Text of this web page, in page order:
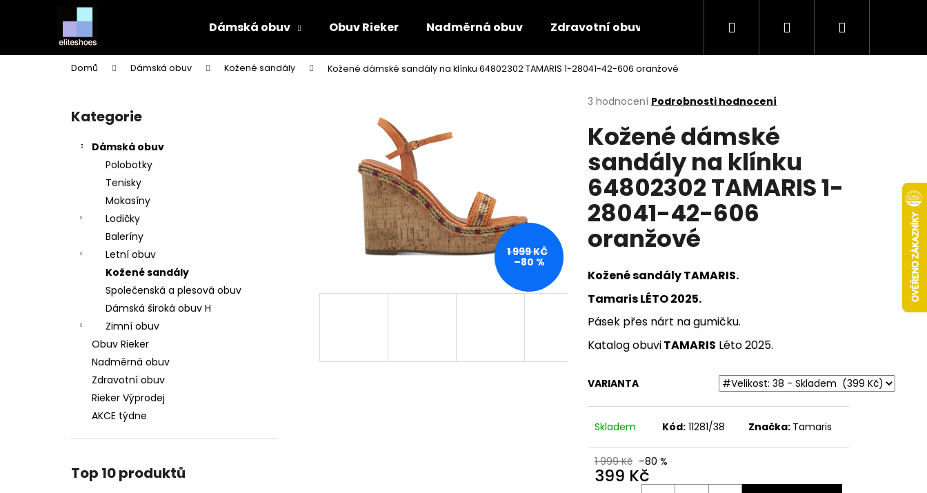
Dámská obuv Obuv Rieker Nadměrná obuv Zdravotní obuv Rieker Výprodej AKCE týdne
Hledat PřihlášeníNákupní
Domů Dámská obuv Kožené sandály Kožené dámské sandály na klínku 64802302 TAMARIS 1-28041-42-606 oranžové
Přeskočit
kategorie
Kategorie
Dámská obuv
Polobotky
Tenisky
Mokasíny
Lodičky
Baleríny
Letní obuv
Kožené sandály
Společenská a plesová obuv
Dámská široká obuv H
Zimní obuv
Obuv Rieker
Nadměrná obuv
Zdravotní obuv
Rieker Výprodej
AKCE týdne
Top 10 produktů
Průměrné
produktu
je
z
5
hvězdiček.
3 hodnocení Podrobnosti hodnocení
Kožené dámské
sandály na klínku
64802302 TAMARIS 1-
28041-42-606
oranžové
Kožené sandály TAMARIS.
Tamaris LÉTO 2025.
Pásek přes nárt na gumičku.
Katalog obuviTAMARIS Léto 2025.
VARIANTA
Skladem Kód: 11281/38 Značka: Tamaris
1 999 Kč –80 %
399 Kč
1 999 KČ
–80 %
í
Zpět
do
obchodu
Zpět
do
obchodu
Co potřebujete najít?
Doporučujeme
DÁMSKÉ SANDÁLY NA KLÍNKU ŠÍŘE H 8-
28365-46-304 HNĚDÉ
799 Kč
Původně: 1 699 Kč
Původně:1 999 Kč
RIEKER 910182 BÉŽOVÉ
2 199 Kč